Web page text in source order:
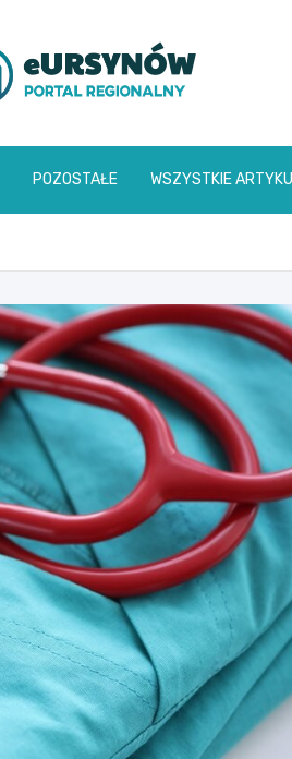
POZOSTAŁE WSZYSTKIE